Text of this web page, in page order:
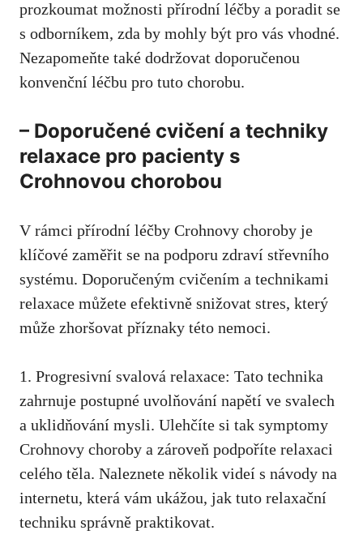
prozkoumat možnosti přírodní léčby a poradit se
s odborníkem, zda by mohly⁤ být pro vás vhodné.
Nezapomeňte⁢ také dodržovat​ doporučenou
konvenční léčbu pro tuto chorobu.
– Doporučené cvičení a​ techniky
relaxace pro pacienty s
⁤Crohnovou chorobou
V rámci přírodní léčby Crohnovy choroby je
klíčové ⁣zaměřit se‍ na podporu zdraví střevního
systému. Doporučeným cvičením a technikami
‌relaxace můžete efektivně‍ snižovat stres, ‍který
může zhoršovat příznaky této nemoci.
1. Progresivní svalová relaxace: Tato ⁤technika
zahrnuje postupné uvolňování napětí ve svalech
a uklidňování ‍mysli. Ulehčíte⁢ si tak symptomy
Crohnovy choroby a zároveň podpoříte ​relaxaci
celého těla. Naleznete⁤ několik videí s návody na
internetu, která vám ukážou, jak tuto relaxační
techniku správně praktikovat.